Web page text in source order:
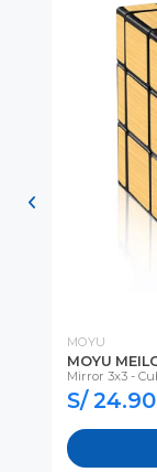
MOYU
MOYU
Mirror 3x3 -
S/ 24.90